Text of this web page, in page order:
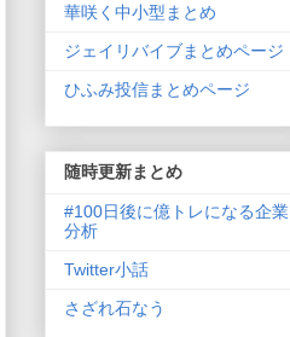
華咲く中小型まとめ
ジェイリバイブまとめページ
ひふみ投信まとめページ
随時更新まとめ
#100日後に億トレになる企業
分析
Twitter小話
さざれ石なう